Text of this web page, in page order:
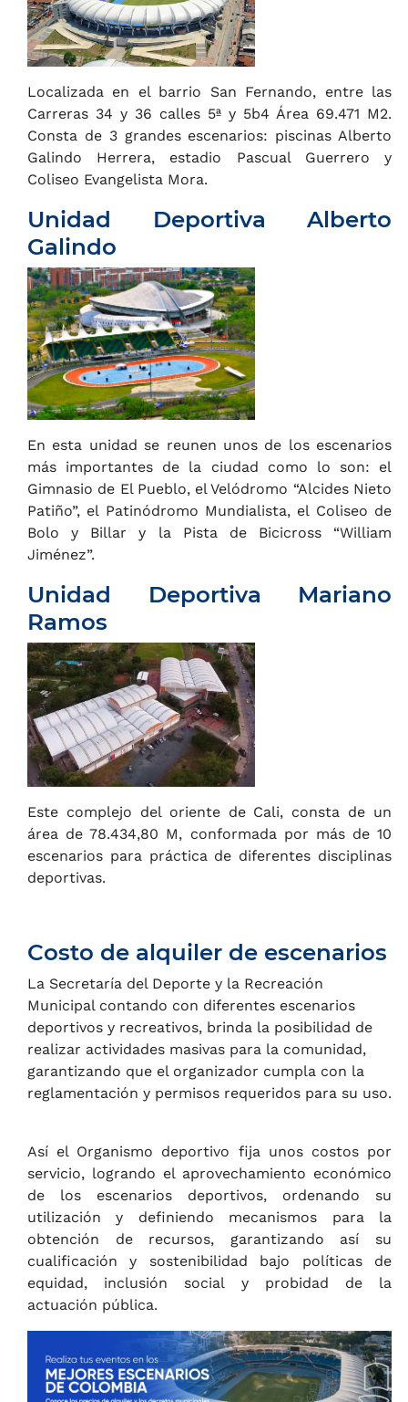
Localizada en el barrio San Fernando, entre las
Carreras 34 y 36 calles 5ª y 5b4 Área 69.471 M2.
Consta de 3 grandes escenarios: piscinas Alberto
Galindo Herrera, estadio Pascual Guerrero y
Coliseo Evangelista Mora.
Unidad Deportiva Alberto
Galindo
En esta unidad se reunen unos de los escenarios
más importantes de la ciudad como lo son: el
Gimnasio de El Pueblo, el Velódromo “Alcides Nieto
Patiño”, el Patinódromo Mundialista, el Coliseo de
Bolo y Billar y la Pista de Bicicross “William
Jiménez”.
Unidad Deportiva Mariano
Ramos
Este complejo del oriente de Cali, consta de un
área de 78.434,80 M, conformada por más de 10
escenarios para práctica de diferentes disciplinas
deportivas.
Costo de alquiler de escenarios
La Secretaría del Deporte y la Recreación
Municipal contando con diferentes escenarios
deportivos y recreativos, brinda la posibilidad de
realizar actividades masivas para la comunidad,
garantizando que el organizador cumpla con la
reglamentación y permisos requeridos para su uso.
Así el Organismo deportivo fija unos costos por
servicio, logrando el aprovechamiento económico
de los escenarios deportivos, ordenando su
utilización y definiendo mecanismos para la
obtención de recursos, garantizando así su
cualificación y sostenibilidad bajo políticas de
equidad, inclusión social y probidad de la
actuación pública.